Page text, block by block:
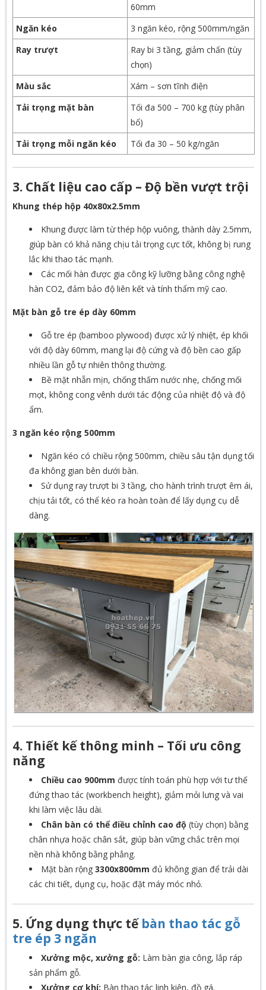
60mm
Ngăn kéo
3 ngăn kéo, rộng 500mm/ngăn
Ray trượt
Ray bi 3 tầng, giảm chấn (tùy
chọn)
Màu sắc
Xám – sơn tĩnh điện
Tải trọng mặt bàn
Tối đa 500 – 700 kg (tùy phân
bổ)
Tải trọng mỗi ngăn kéo
Tối đa 30 – 50 kg/ngăn
3. Chất liệu cao cấp – Độ bền vượt trội
Khung thép hộp 40x80x2.5mm
Khung được làm từ thép hộp vuông, thành dày 2.5mm,
giúp bàn có khả năng chịu tải trọng cực tốt, không bị rung
lắc khi thao tác mạnh.
Các mối hàn được gia công kỹ lưỡng bằng công nghệ
hàn CO2, đảm bảo độ liên kết và tính thẩm mỹ cao.
Mặt bàn gỗ tre ép dày 60mm
Gỗ tre ép (bamboo plywood) được xử lý nhiệt, ép khối
với độ dày 60mm, mang lại độ cứng và độ bền cao gấp
nhiều lần gỗ tự nhiên thông thường.
Bề mặt nhẵn mịn, chống thấm nước nhẹ, chống mối
mọt, không cong vênh dưới tác động của nhiệt độ và độ
ẩm.
3 ngăn kéo rộng 500mm
Ngăn kéo có chiều rộng 500mm, chiều sâu tận dụng tối
đa không gian bên dưới bàn.
Sử dụng ray trượt bi 3 tầng, cho hành trình trượt êm ái,
chịu tải tốt, có thể kéo ra hoàn toàn để lấy dụng cụ dễ
dàng.
4. Thiết kế thông minh – Tối ưu công
năng
Chiều cao 900mm được tính toán phù hợp với tư thế
đứng thao tác (workbench height), giảm mỏi lưng và vai
khi làm việc lâu dài.
Chân bàn có thể điều chỉnh cao độ (tùy chọn) bằng
chân nhựa hoặc chân sắt, giúp bàn vững chắc trên mọi
nền nhà không bằng phẳng.
Mặt bàn rộng 3300x800mm đủ không gian để trải dài
các chi tiết, dụng cụ, hoặc đặt máy móc nhỏ.
5. Ứng dụng thực tế bàn thao tác gỗ
tre ép 3 ngăn
Xưởng mộc, xưởng gỗ: Làm bàn gia công, lắp ráp
sản phẩm gỗ.
Xưởng cơ khí: Bàn thao tác linh kiện, đồ gá.